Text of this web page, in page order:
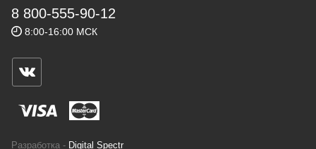
Геннадьевич
ИНН 590300057023 ОГРН 304590319000121
ул.Советская, 25, магазин Басег.
Тел./факс (342) 2101242
8 800-555-90-12
8:00-16:00 МСК
Разработка - Digital Spectr